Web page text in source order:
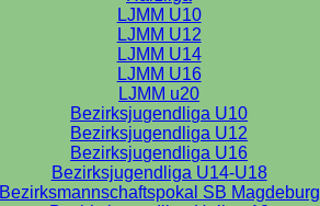
LJMM U10
LJMM U12
LJMM U14
LJMM U16
LJMM u20
Bezirksjugendliga U10
Bezirksjugendliga U12
Bezirksjugendliga U16
Bezirksjugendliga U14-U18
Bezirksmannschaftspokal SB Magdeburg